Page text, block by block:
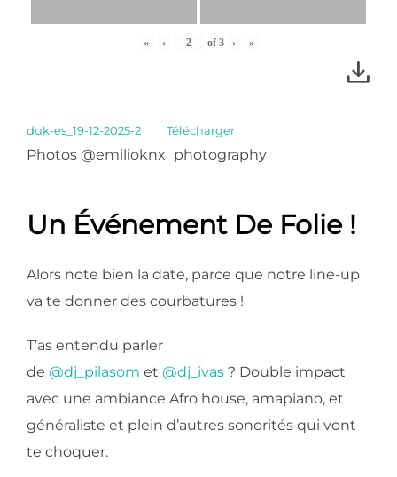
« ‹ of 3 › »
duk-es_19-12-2025-2 Télécharger
Photos @emilioknx_photography
Un Événement De Folie !
Alors note bien la date, parce que notre line-up
va te donner des courbatures !
T’as entendu parler
de @dj_pilasom et @dj_ivas ? Double impact
avec une ambiance Afro house, amapiano, et
généraliste et plein d’autres sonorités qui vont
te choquer.